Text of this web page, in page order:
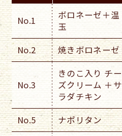
No.1
ボロネーゼ＋温
玉
No.2 焼きボロネーゼ
No.3
きのこ入り チー
ズクリーム ＋サ
ラダチキン
No.5 ナポリタン